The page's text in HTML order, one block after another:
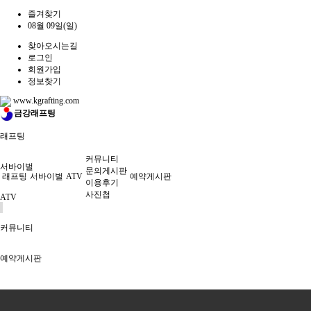
즐겨찾기
08월 09일(일)
찾아오시는길
로그인
회원가입
정보찾기
www.kgrafting.com
금강래프팅
래프팅
서바이벌
ATV
커뮤니티
예약게시판
래프팅 서바이벌 ATV
커뮤니티
문의게시판
이용후기
사진첩
예약게시판